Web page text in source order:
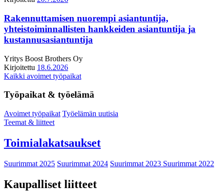
Rakennuttamisen nuorempi asiantuntija,
yhteistoiminnallisten hankkeiden asiantuntija ja
kustannusasiantuntija
Yritys Boost Brothers Oy
Kirjoitettu 18.6.2026
Kaikki avoimet työpaikat
Työpaikat & työelämä
Avoimet työpaikat Työelämän uutisia
Teemat & liitteet
Toimialakatsaukset
Suurimmat 2025 Suurimmat 2024 Suurimmat 2023 Suurimmat 2022
Kaupalliset liitteet